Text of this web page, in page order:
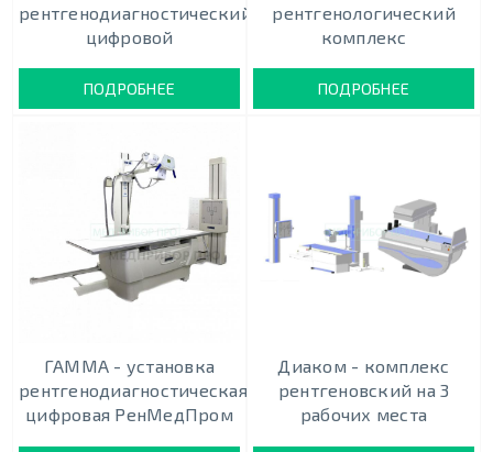
рентгенодиагностический
цифровой
ПОДРОБНЕЕ
рентгенологический
комплекс
ПОДРОБНЕЕ
ГАММА - установка
рентгенодиагностическая
цифровая РенМедПром
Диаком - комплекс
рентгеновский на 3
рабочих места